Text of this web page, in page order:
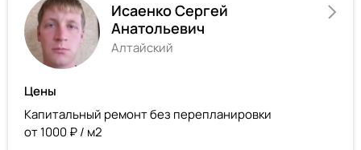
Исаенко Сергей
Анатольевич
Алтайский
Цены
Капитальный ремонт без перепланировки
от 1000 ₽ / м2